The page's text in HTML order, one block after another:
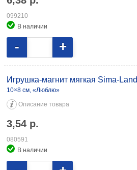
099210
В наличии
- +
Игрушка-магнит мягкая Sima-Land
10×8 см, «Люблю»
Описание товара
3,54 р.
080591
В наличии